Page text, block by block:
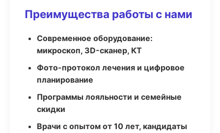
Преимущества работы с нами
Современное оборудование:
микроскоп, 3D-сканер, КТ
Фото-протокол лечения и цифровое
планирование
Программы лояльности и семейные
скидки
Врачи с опытом от 10 лет, кандидаты